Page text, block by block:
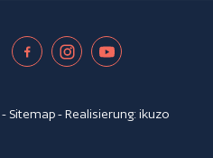
- Sitemap- Realisierung:ikuzo